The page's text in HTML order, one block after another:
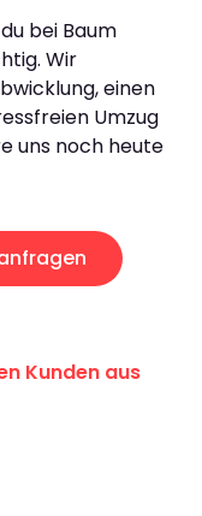
bei Baum
Wir
einen
Umzug
uns noch heute
Kunden aus